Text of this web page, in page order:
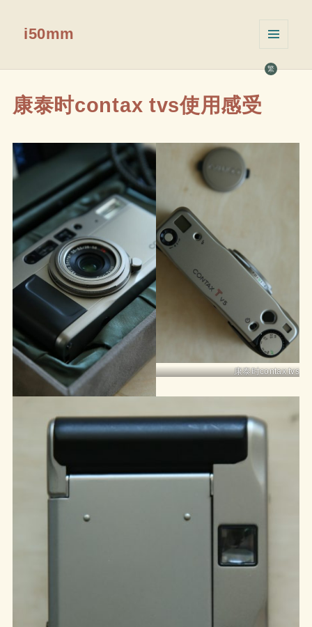
繁
i50mm
挂件
康泰时contax tvs使用感受
康泰时contax tvs